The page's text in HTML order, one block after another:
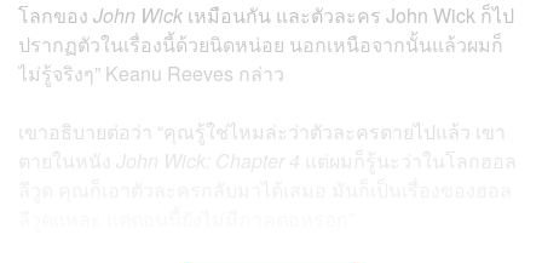
โลกของ John Wick เหมือนกัน และตัวละคร John Wick ก็ไป
ปรากฏตัวในเรื่องนี้ด้วยนิดหน่อย นอกเหนือจากนั้นแล้วผมก็
ไม่รู้จริงๆ” Keanu Reeves กล่าว
เขาอธิบายต่อว่า “คุณรู้ใช่ไหมล่ะว่าตัวละครตายไปแล้ว เขา
ตายในหนัง
John Wick: Chapter 4 แต่ผมก็รู้นะว่าในโลกฮอล